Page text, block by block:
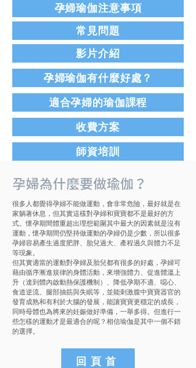
孕婦瑜伽注意事項
​常見問題
影片介紹
孕婦瑜伽有什麼好處？
適合孕婦的瑜伽課程
收費方案
師資培訓
孕婦為什麼要做瑜伽？
很多人都覺得孕婦不能做運動，會非常危險，最好就是在
家躺著休息，但其實這樣對孕婦和寶寶都不是最好的方
式。懷孕期間體重超出理想範圍其中最大的因素就是沒有
運動，懷孕期間仍堅持做運動的孕婦仍是少數，所以很多
孕婦容易產生過度肥胖、胎兒過大、產程過久與體力不足
等現象。
但其實適當的運動對孕婦及胎兒都有很多的好處，孕婦可
藉由循序漸進規律的身體活動，來增強體力、促進體溫上
升（達到體內啟動熱保護機制）、降低孕期不適、噁心、
食道逆流、腿部抽筋與失眠等，並能刺激腹中寶寶器官的
發育成熟和有利於大腦的發展，能讓寶寶更穩定的成長，
同時母體也為將來的妊娠做好準備，一舉多得。但進行一
些怎樣的運動才是最適合的呢？相信瑜伽是其中一個不錯
的選擇。
回頁首